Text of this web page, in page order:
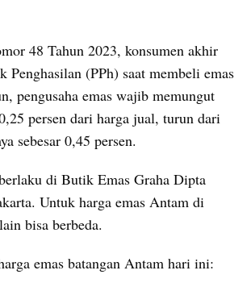
48 Tahun 2023, konsumen akhir
Penghasilan (PPh) saat membeli emas
pengusaha emas wajib memungut
persen dari harga jual, turun dari
sebesar 0,45 persen.
di Butik Emas Graha Dipta
Untuk harga emas Antam di
bisa berbeda.
emas batangan Antam hari ini: